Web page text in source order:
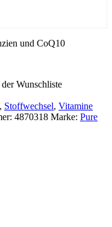
und CoQ10
Wunschliste
, Stoffwechsel, Vitamine
4870318 Marke: Pure